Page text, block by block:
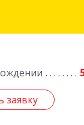
заявку
заявку